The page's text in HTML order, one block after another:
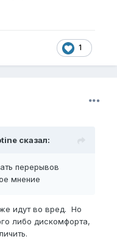
1
сказал:
перерывов
мнение
идут во вред. Но
либо дискомфорта,